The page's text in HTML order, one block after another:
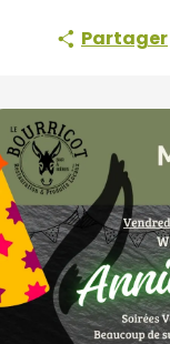
Partager